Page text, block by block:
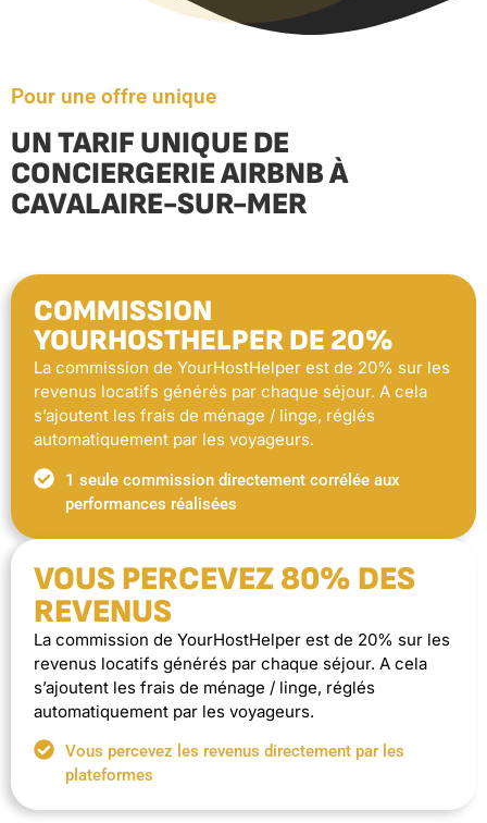
Pour une offre unique
UN TARIF UNIQUE DE
CONCIERGERIE AIRBNB À
CAVALAIRE-SUR-MER
COMMISSION
YOURHOSTHELPER DE 20%
La commission de YourHostHelper est de 20% sur les
revenus locatifs générés par chaque séjour. A cela
s’ajoutent les frais de ménage / linge, réglés
automatiquement par les voyageurs.
1 seule commission directement corrélée aux
performances réalisées
VOUS PERCEVEZ 80% DES
REVENUS
La commission de YourHostHelper est de 20% sur les
revenus locatifs générés par chaque séjour. A cela
s’ajoutent les frais de ménage / linge, réglés
automatiquement par les voyageurs.
Vous percevez les revenus directement par les
plateformes